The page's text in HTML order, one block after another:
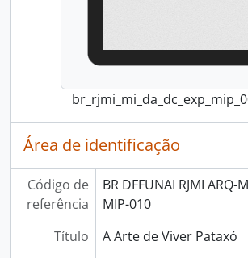
Área de identificação
Código de
referência
BR DFFUNAI RJMI ARQ-
MIP-010
Título
A Arte de Viver Pataxó